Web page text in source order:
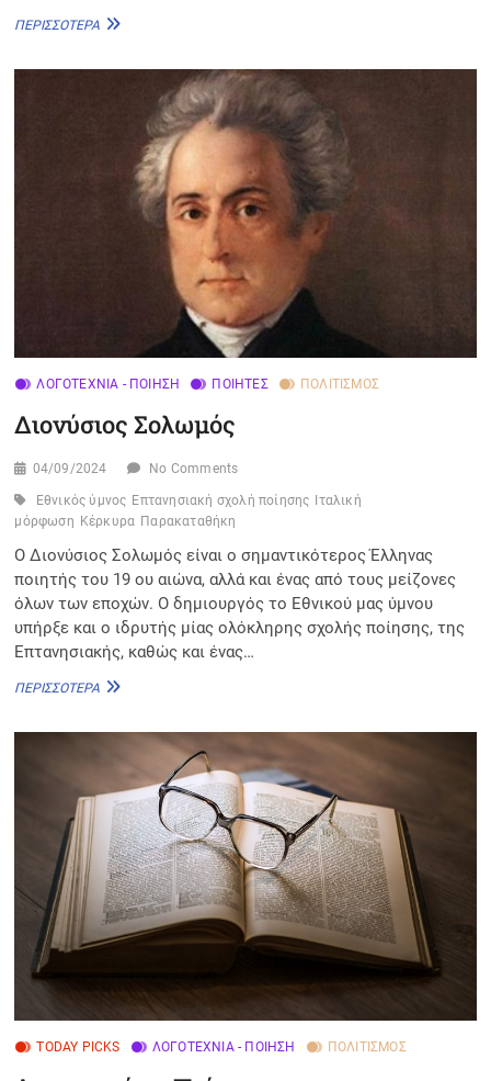
ΠΕΡΙΣΣΌΤΕΡΑ ΟΎΓΟ
ΛΟΓΟΤΕΧΝΊΑ - ΠΟΊΗΣΗ ΠΟΙΗΤΈΣ ΠΟΛΙΤΙΣΜΌΣ
Διονύσιος Σολωμός
04/09/2024 No Comments
Εθνικός ύμνος Επτανησιακή σχολή ποίησης
Ιταλική
μόρφωση Κέρκυρα Παρακαταθήκη
Ο Διονύσιος Σολωμός είναι ο σημαντικότερος Έλληνας
ποιητής του 19 ου αιώνα, αλλά και ένας από τους μείζονες
όλων των εποχών. Ο δημιουργός το Εθνικού μας ύμνου
υπήρξε και ο ιδρυτής μίας ολόκληρης σχολής ποίησης, της
Επτανησιακής, καθώς και ένας…
ΠΕΡΙΣΣΌΤΕΡΑ ΔΙΟΝΎΣΙΟΣ
TODAY PICKS ΛΟΓΟΤΕΧΝΊΑ - ΠΟΊΗΣΗ ΠΟΛΙΤΙΣΜΌΣ